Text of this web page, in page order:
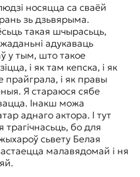
носяцца са сваёй
зь дзьвярыма.
такая шчырасьць,
адукаваць
у тым, што такое
і як там кепска, і як
і як правы
Я стараюся сябе
Інакш можа
аднаго актора. І тут
трагічнасьць, бо для
сьвету Белая
малавядомай і ня